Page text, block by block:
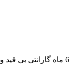
6 ماه گارانتی بی قید و شرط